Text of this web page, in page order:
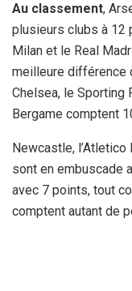
Au classement,
plusieurs clubs à 12
Milan et le Real
meilleure différence
Chelsea, le Sporting
Bergame comptent
Newcastle,
sont en embuscade
avec 7 points, tout
comptent autant de